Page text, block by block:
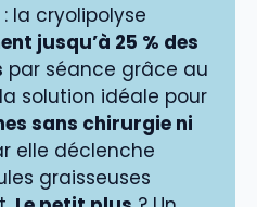
la cryolipolyse
jusqu’à 25 % des
par séance grâce au
solution idéale pour
sans chirurgie ni
elle déclenche
graisseuses